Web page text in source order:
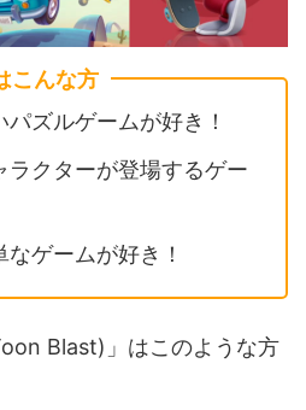
こんな方
ズルゲームが好き！
ラクターが登場するゲー
ゲームが好き！
Blast)」はこのような方